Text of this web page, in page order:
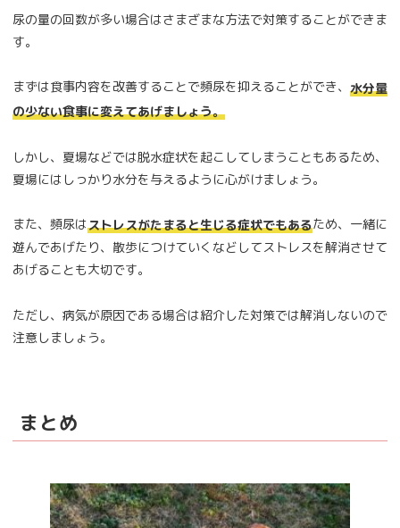
尿の量の回数が多い場合はさまざまな方法で対策することができま
す。
まずは食事内容を改善することで頻尿を抑えることができ、 水分量
の少ない食事に変えてあげましょう。
しかし、夏場などでは脱水症状を起こしてしまうこともあるため、
夏場にはしっかり水分を与えるように心がけましょう。
また、頻尿はストレスがたまると生じる症状でもあるため、一緒に
遊んであげたり、散歩につけていくなどしてストレスを解消させて
あげることも大切です。
ただし、病気が原因である場合は紹介した対策では解消しないので
注意しましょう。
まとめ